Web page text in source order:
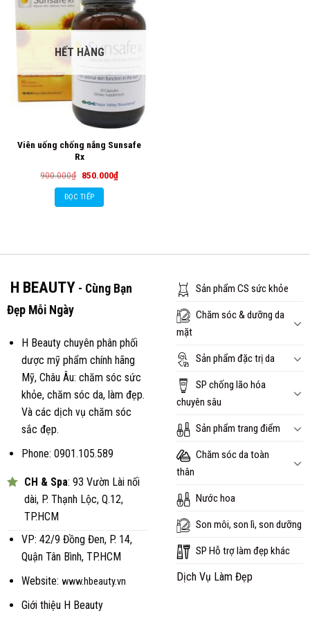
HẾT HÀNG
Viên uống chống nắng Sunsafe
Rx
900.000₫ Giá
là:
900.000₫.
850.000₫Giá
hiện
ĐỌC TIẾP
H BEAUTY - Cùng Bạn
Đẹp Mỗi Ngày
H Beauty chuyên phân phối
dược mỹ phẩm chính hãng
Mỹ, Châu Âu: chăm sóc sức
khỏe, chăm sóc da, làm đẹp.
Và các dịch vụ chăm sóc
sắc đẹp.
Phone: 0901.105.589
CH & Spa: 93 Vườn Lài nối
dài, P. Thạnh Lộc, Q.12,
TP.HCM
VP: 42/9 Đồng Đen, P. 14,
Quận Tân Bình, TP.HCM
Website: www.hbeauty.vn
Giới thiệu H Beauty
Sản phẩm CS sức khỏe
Chăm sóc & dưỡng da
mặt
Sản phẩm đặc trị da
SP chống lão hóa
chuyên sâu
Sản phẩm trang điểm
Chăm sóc da toàn
thân
Nước hoa
Son môi, son lì, son dưỡng
SP Hỗ trợ làm đẹp khác
Dịch Vụ Làm Đẹp